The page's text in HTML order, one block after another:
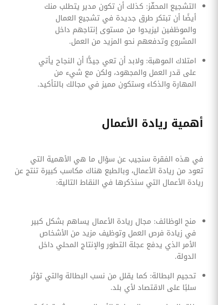
التشجيع المحفّز: كذلك أن تكون مدير يتطلب منك
أيضًا أن تبتكر طرق جديدة في تشجيع العمال
والموظفين ليزيدوا من مستوى إنتاجهم داخل
المشروع وتدفعهم نحو المزيد من العمل.
امتلاك الموهبة: ولابد أن تعي جيدًّا أن النجاح يأتي
على قدر العمل والمجهود، ولكن مع شيء من
المهارة والذكاء وستكون مميز في مجالك بالتأكيد.
أهمية ريادة الأعمال
في هذه الفقرة سنجيب عن سؤال ما هي الأهمية التي
تعود من ريادة الأعمال، وبالطبع هناك مكاسب كبيرة تنتج عن
ريادة الأعمال التي سنذكرها في النقاط التالية:
منح الوظائف: مجال ريادة الأعمال يساهم بشكل كبير
في زيادة فرص العمل وتوظيف مزيد من الأشخاص
الأمر الذي يدفع عجلة التطور والإنتاج المحلي داخل
الدولة.
تحجيم البطالة: كما يقلل من نسب البطالة والتي تؤثر
سلبًا على الاقتصاد لأي بلد.